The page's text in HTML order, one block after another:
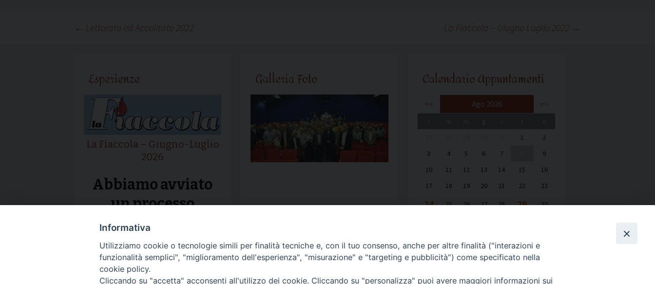
Navigazione
← Lettorato ed Accolitato 2022 La Fiaccola – Giugno Luglio 2022 →
Esperienze
La Fiaccola – Giugno-Luglio
2026
Abbiamo avviato
un processo
Galleria Foto Calendario Appuntamenti
<< Ago 2026 >>
1
2
3
4 5 6 7
9
10
11 12 13 14 15
16
17
18 19 20 21 22 23
24 25 26 27 28 29 30
Informativa
Utilizziamo cookie o tecnologie simili per finalità tecniche e, con il tuo consenso, anche per altre finalità ("interazioni e
funzionalità semplici", "miglioramento dell'esperienza", "misurazione" e "targeting e pubblicità") come specificato nella
cookie policy.
Cliccando su "accetta" acconsenti all'utilizzo dei cookie. Cliccando su "personalizza" puoi avere maggiori informazioni sui